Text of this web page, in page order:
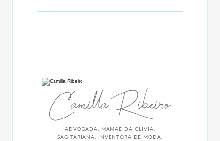
Camilla Ribeiro
ADVOGADA, MAMÃE DA OLIVIA,
SAGITARIANA, INVENTORA DE MODA,